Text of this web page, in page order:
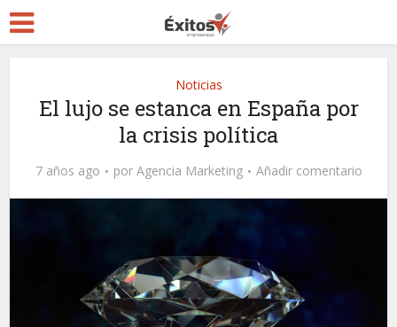
Noticias
El lujo se estanca en España por
la crisis política
7 años ago por Agencia Marketing Añadir comentario